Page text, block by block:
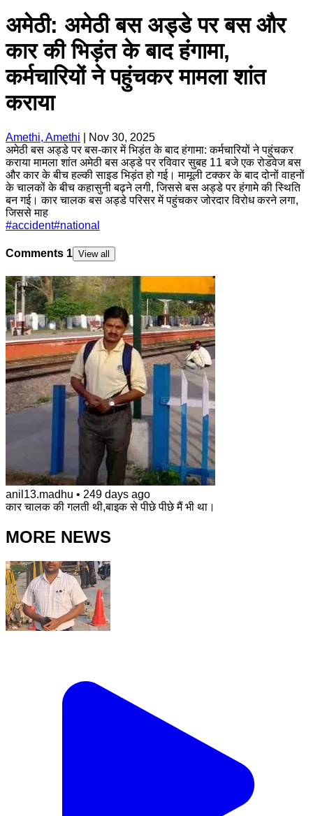
अमेठी: अमेठी बस अड्डे पर बस और
कार की भिड़ंत के बाद हंगामा,
कर्मचारियों ने पहुंचकर मामला शांत
कराया
Amethi, Amethi
Nov 30, 2025
अमेठी बस अड्डे पर बस-कार में भिड़ंत के बाद हंगामा: कर्मचारियों ने पहुंचकर
कराया मामला शांत अमेठी बस अड्डे पर रविवार सुबह 11 बजे एक रोडवेज बस
और कार के बीच हल्की साइड भिड़ंत हो गई। मामूली टक्कर के बाद दोनों वाहनों
के चालकों के बीच कहासुनी बढ़ने लगी, जिससे बस अड्डे पर हंगामे की स्थिति
बन गई। कार चालक बस अड्डे परिसर में पहुंचकर जोरदार विरोध करने लगा,
जिससे माह
#accident#national
Comments 1 View all
anil13.madhu • 249 days ago
कार चालक की गलती थी,बाइक से पीछे पीछे मैं भी था।
MORE NEWS